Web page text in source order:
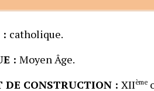
: catholique.
: Moyen Âge.
DE CONSTRUCTION : XIIème